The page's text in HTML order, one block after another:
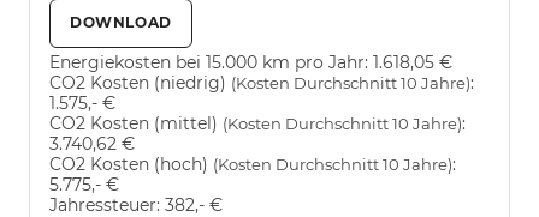
DOWNLOAD
Energiekosten bei 15.000 km pro Jahr: 1.618,05 €
CO2 Kosten (niedrig) (Kosten Durchschnitt 10 Jahre):
1.575,- €
CO2 Kosten (mittel) (Kosten Durchschnitt 10 Jahre):
3.740,62 €
CO2 Kosten (hoch) (Kosten Durchschnitt 10 Jahre):
5.775,- €
Jahressteuer: 382,- €